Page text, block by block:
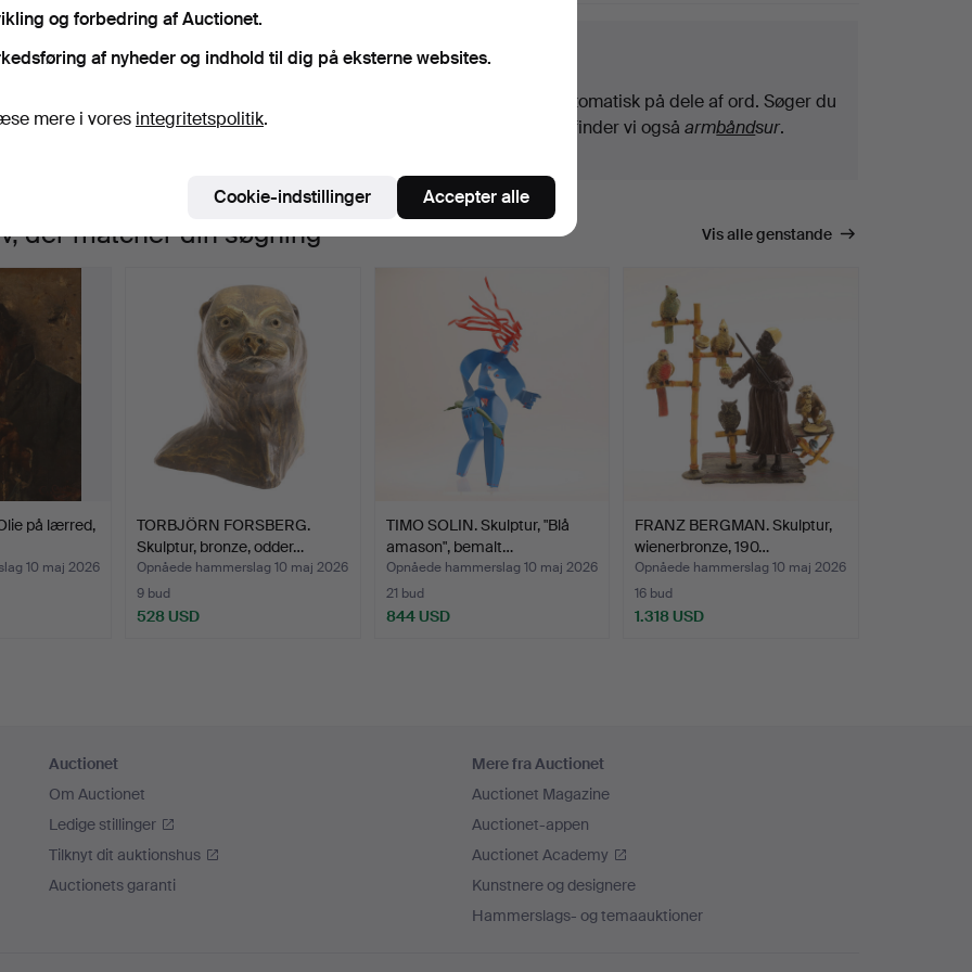
Igangværende
auktioner
har desværre ingen genstande, der matcher din
Søgetips
Vi søger automatisk på dele af ord. Søger du
, finder vi ogsåarmbåndsur.
der matcher din søgning Vis alle genstande
på lærred,
10 maj 2026
TORBJÖRN FORSBERG.
Skulptur, bronze, odder…
Opnåede hammerslag 10 maj 2026
9 bud
528 USD
TIMO SOLIN. Skulptur, "Blå
amason", bemalt…
Opnåede hammerslag 10 maj 2026
21 bud
844 USD
FRANZ BERGMAN. Skulptur,
wienerbronze, 190…
Opnåede hammerslag 10 maj 2026
16 bud
1.318 USD
Auctionet
Om Auctionet
Ledige stillinger
Tilknyt dit auktionshus
Auctionets garanti
Mere fra Auctionet
Auctionet Magazine
Auctionet-appen
Auctionet Academy
Kunstnere og designere
Hammerslags- og temaauktioner
og forbedring af Auctionet.
af nyheder og indhold til dig på eksterne websites.
mere i vores integritetspolitik.
Cookie-indstillinger Accepter alle